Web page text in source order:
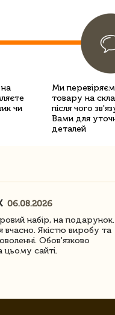
чи
Ми
товару на
після чого
Вами для
деталей
06.08.2026
набір, на подарунок.
Якістю виробу та
Обов'язково
сайті.